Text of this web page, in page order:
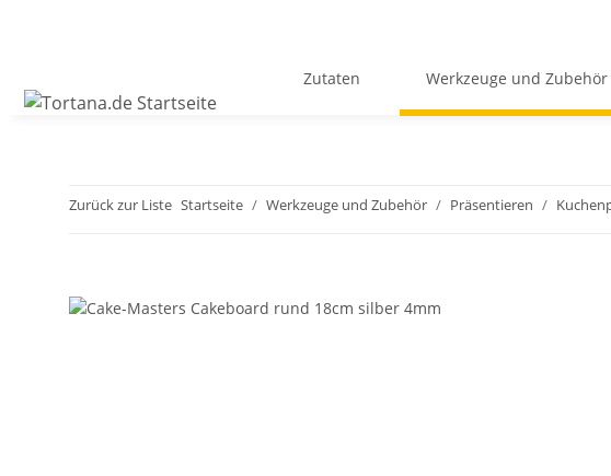
Zutaten Werkzeuge und Zubehör
Zurück zur Liste Startseite Werkzeuge und Zubehör Präsentieren